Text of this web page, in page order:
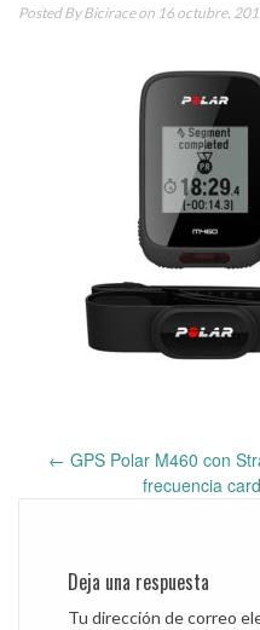
Posted ByBiciraceon 16 octubre,
navigation
← GPS Polar M460 con
frecuencia
Deja una respuesta
Tu dirección de correo